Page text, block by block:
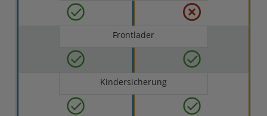
Frontlader
Kindersicherung